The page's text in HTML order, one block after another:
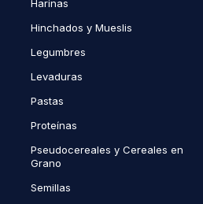
Harinas
Hinchados y Mueslis
Legumbres
Levaduras
Pastas
Proteínas
Pseudocereales y Cereales en
Grano
Semillas